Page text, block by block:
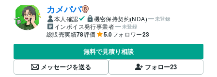
カメパパ
本人確認 機密保持契約(NDA) 未登録
インボイス発行事業者 未登録
総販売実績78評価 5.0フォロワー23
無料で見積り相談
メッセージを送る
フォロー23